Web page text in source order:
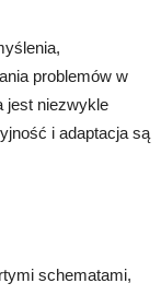
problemów w
jest niezwykle
i adaptacja są
schematami,